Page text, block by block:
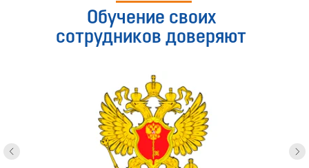
Обучение своих
сотрудников доверяют